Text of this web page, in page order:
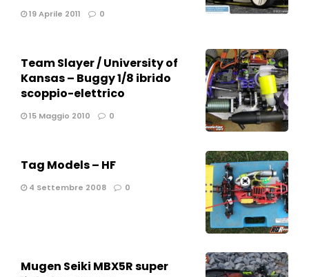
19 Aprile 2011 0
Team Slayer / University of
Kansas – Buggy 1/8 ibrido
scoppio-elettrico
15 Maggio 2010 0
Tag Models – HF
4 Settembre 2008 0
Mugen Seiki MBX5R super